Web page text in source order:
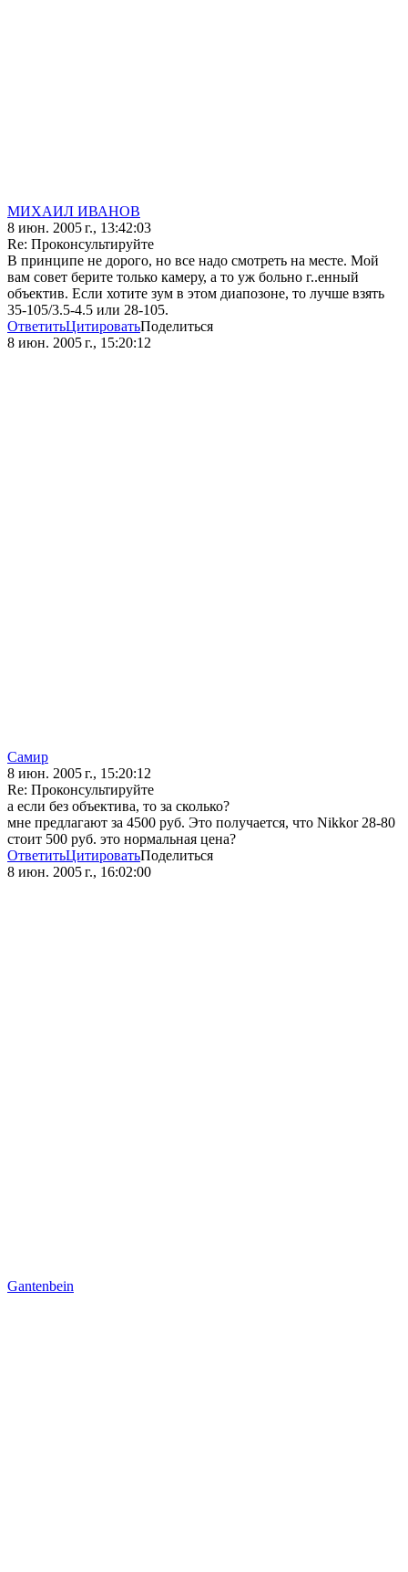
МИХАИЛ ИВАНОВ
8 июн. 2005 г., 13:42:03
Re: Проконсультируйте
В принципе не дорого, но все надо смотреть на месте. Мой
вам совет берите только камеру, а то уж больно г..енный
объектив. Если хотите зум в этом диапозоне, то лучше взять
35-105/3.5-4.5 или 28-105.
ОтветитьЦитироватьПоделиться
8 июн. 2005 г., 15:20:12
Самир
8 июн. 2005 г., 15:20:12
Re: Проконсультируйте
а если без объектива, то за сколько?
мне предлагают за 4500 руб. Это получается, что Nikkor 28-80
стоит 500 руб. это нормальная цена?
ОтветитьЦитироватьПоделиться
8 июн. 2005 г., 16:02:00
Gantenbein